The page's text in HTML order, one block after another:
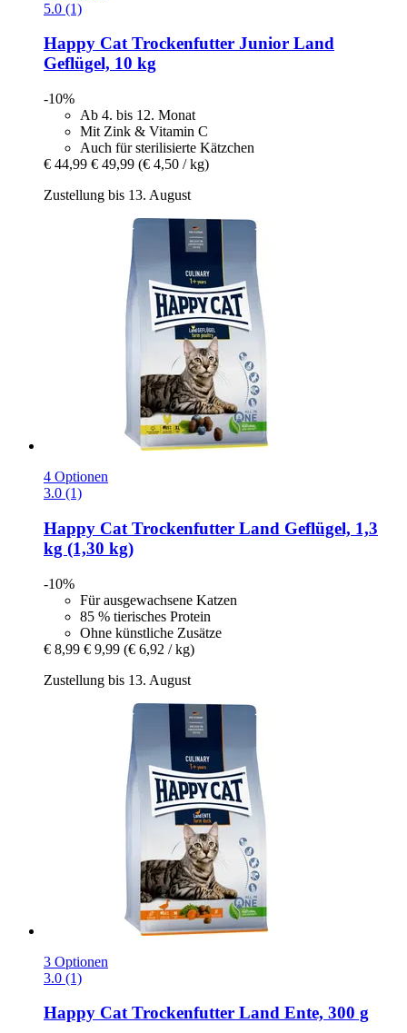
5.0 (1)
Happy CatTrockenfutter Junior Land
Geflügel, 10 kg
-10%
Ab 4. bis 12. Monat
Mit Zink & Vitamin C
Auch für sterilisierte Kätzchen
€ 44,99 € 49,99 (€ 4,50 / kg)
Zustellung bis 13. August
4 Optionen
3.0 (1)
Happy Cat Trockenfutter Land Geflügel, 1,3
kg (1,30 kg)
-10%
Für ausgewachsene Katzen
85 % tierisches Protein
Ohne künstliche Zusätze
€ 8,99 € 9,99 (€ 6,92 / kg)
Zustellung bis 13. August
3 Optionen
3.0 (1)
Happy CatTrockenfutter Land Ente, 300 g